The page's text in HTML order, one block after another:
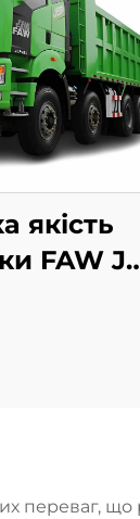
якість
FAW
переваг,